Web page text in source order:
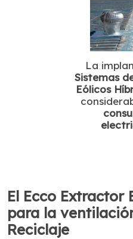
La
Sistemas
Eólicos
El Ecco Extractor
para la
Reciclaje